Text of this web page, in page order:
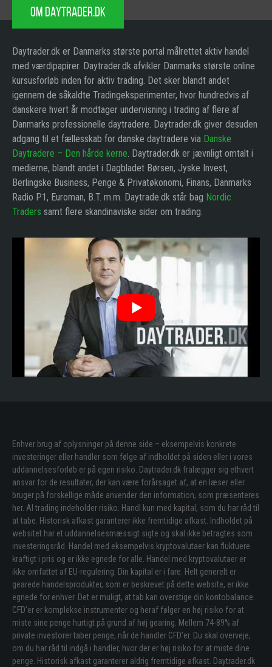
OM DAYTRADER.DK
Daytrader.dk er Danmarks største portal målrettet aktiv handel
med værdipapirer. Daytrader.dk afvikler Danmarks største online
kursusforløb inden for aktiv trading. Det sker blandt andet
igennem de såkaldte Tradingeksperimenter, hvor hundredvis af
danskere hvert år modtager undervisning i trading af flere af
Danmarks professionelle daytradere. Daytrader.dk giver desuden
adgang til et fællesskab for danske daytradere via Danske
Daytradere – Den hårde kerne. Daytrader.dk er jævnligt omtalt i
medierne, blandt andet i Dagbladet Børsen, Jyske Invest,
Berlingske Business, Penge & Privatøkonomi, Finans, Danmarks
Radio P1, Euroman, B.T. m.m. Daytrade.dk står bag Nordic
Traders samt flere skandinaviske sider om trading.
Enhver brug af oplysninger på denne side – eksempelvis konkrete
investeringer eller handler som følge af indholdet på siden eller i vores
uddannelsesforløb er på egen risiko. Daytrader.dk fralægger sig ethvert
ansvar for de resultater, der kan være forårsaget af, at en læser eller
bruger på forskellige måde anvender den information, som præsenteres
her. Al trading indeholder risiko. Handl kun med kapital, som du har råd til
at tabe. Historisk afkast garanterer ikke fremtidige afkast. Indholdet på
websitet har et uddannelsesmæssigt sigte og skal ikke betragtes som
investeringsråd. Handel med eksempelvis kryptovalutaer kan fluktuere
kraftigt i pris og er ikke egnede for alle. Handel med kryptovalutaer er
ikke omfattet af EU-regulering. Din kapital er i fare. Helt generelt er
gearede handelsprodukter, som er beskrevet på dette website, er ikke
egnede for enhver. Det er muligt, at tab kan overstige din kontobalance.
CFD’er er komplekse instrumenter og heraf følger en høj risiko for at
miste sine penge hurtigt på grund af høj gearing. Mellem 74-89% af
private investorer taber penge, når de handler CFD’er. Du skal overveje,
om du har råd til indgå i handler, hvor der er høj risiko for at miste dine
penge. Historisk afkast garanterer aldrig fremtidige afkast. Daytrader.dk